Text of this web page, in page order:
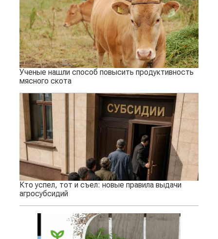
Ученые нашли способ повысить продуктивность
мясного скота
Кто успел, тот и съел: новые правила выдачи
агросубсидий